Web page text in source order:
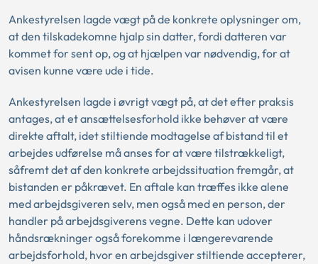
Ankestyrelsen lagde vægt på de konkrete oplysninger om,
at den tilskadekomne hjalp sin datter, fordi datteren var
kommet for sent op, og at hjælpen var nødvendig, for at
avisen kunne være ude i tide.
Ankestyrelsen lagde i øvrigt vægt på, at det efter praksis
antages, at et ansættelsesforhold ikke behøver at være
direkte aftalt, idet stiltiende modtagelse af bistand til et
arbejdes udførelse må anses for at være tilstrækkeligt,
såfremt det af den konkrete arbejdssituation fremgår, at
bistanden er påkrævet. En aftale kan træffes ikke alene
med arbejdsgiveren selv, men også med en person, der
handler på arbejdsgiverens vegne. Dette kan udover
håndsrækninger også forekomme i længerevarende
arbejdsforhold, hvor en arbejdsgiver stiltiende accepterer,